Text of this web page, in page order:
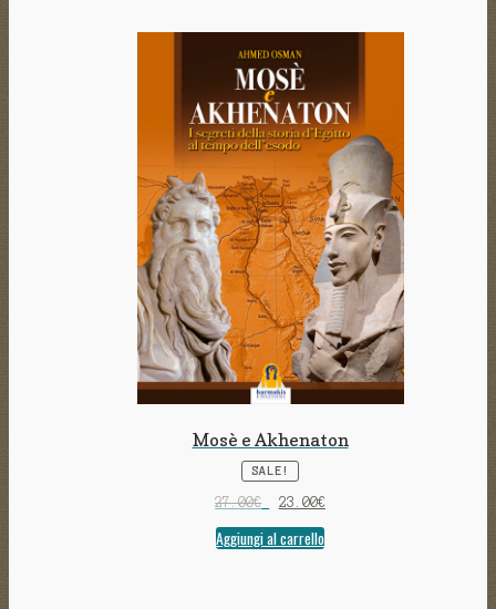
Mosè e Akhenaton
SALE!
27.00€ 23.00€
Aggiungi al carrello